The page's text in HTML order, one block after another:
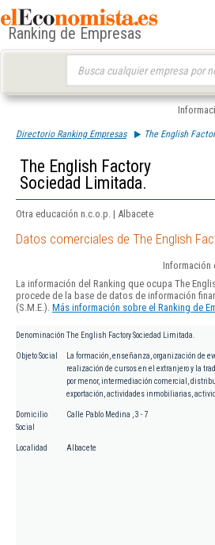
Ranking de Empresas
Directorio Ranking Empresas The English
The English Factory
Sociedad Limitada.
Otra educación n.c.o.p. | Albacete
Datos comerciales de The English
Información
La información del Ranking que ocupa The
procede de la base de datos de información
(S.M.E.). Más información sobre el Ranking de
Denominación The English Factory Sociedad Limitada.
Objeto Social
La formación, enseñanza, organización de
realización de cursos en el extranjero y la
por menor, intermediación comercial,
exportación, actividades inmobiliarias,
Domicilio
Social
Calle Pablo Medina , 3 - 7
Localidad Albacete